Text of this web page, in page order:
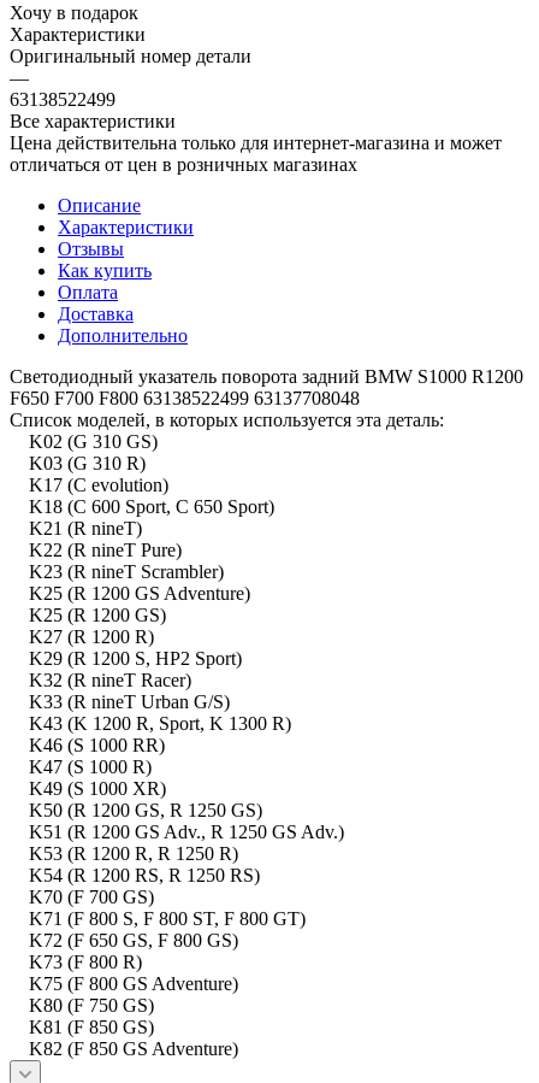
Хочу в подарок
Характеристики
Оригинальный номер детали
—
63138522499
Все характеристики
Цена действительна только для интернет-магазина и может
отличаться от цен в розничных магазинах
Описание
Характеристики
Отзывы
Как купить
Оплата
Доставка
Дополнительно
Светодиодный указатель поворота задний BMW S1000 R1200
F650 F700 F800 63138522499 63137708048
Список моделей, в которых используется эта деталь:
K02 (G 310 GS)
K03 (G 310 R)
K17 (C evolution)
K18 (C 600 Sport, C 650 Sport)
K21 (R nineT)
K22 (R nineT Pure)
K23 (R nineT Scrambler)
K25 (R 1200 GS Adventure)
K25 (R 1200 GS)
K27 (R 1200 R)
K29 (R 1200 S, HP2 Sport)
K32 (R nineT Racer)
K33 (R nineT Urban G/S)
K43 (K 1200 R, Sport, K 1300 R)
K46 (S 1000 RR)
K47 (S 1000 R)
K49 (S 1000 XR)
K50 (R 1200 GS, R 1250 GS)
K51 (R 1200 GS Adv., R 1250 GS Adv.)
K53 (R 1200 R, R 1250 R)
K54 (R 1200 RS, R 1250 RS)
K70 (F 700 GS)
K71 (F 800 S, F 800 ST, F 800 GT)
K72 (F 650 GS, F 800 GS)
K73 (F 800 R)
K75 (F 800 GS Adventure)
K80 (F 750 GS)
K81 (F 850 GS)
K82 (F 850 GS Adventure)